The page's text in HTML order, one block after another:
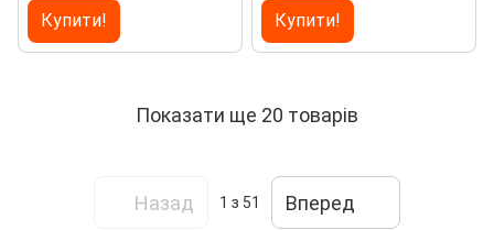
Купити! Купити!
Показати ще 20 товарів
Назад 1 з 51 Вперед